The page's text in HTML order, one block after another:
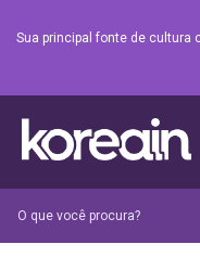
Sua principal fonte de cultura